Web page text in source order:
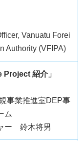
Vanuatu Forei
Authority (VFIPA)
紹介」
事業推進室DEP事
ム
ー 鈴木将男